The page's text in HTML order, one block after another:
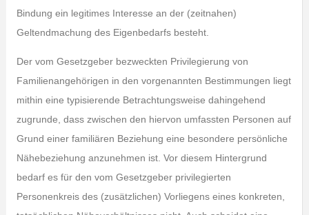
Bindung ein legitimes Interesse an der (zeitnahen)
Geltendmachung des Eigenbedarfs besteht.
Der vom Gesetzgeber bezweckten Privilegierung von
Familienangehörigen in den vorgenannten Bestimmungen liegt
mithin eine typisierende Betrachtungsweise dahingehend
zugrunde, dass zwischen den hiervon umfassten Personen auf
Grund einer familiären Beziehung eine besondere persönliche
Nähebeziehung anzunehmen ist. Vor diesem Hintergrund
bedarf es für den vom Gesetzgeber privilegierten
Personenkreis des (zusätzlichen) Vorliegens eines konkreten,